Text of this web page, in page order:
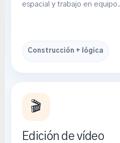
espacial y trabajo en equipo.
Construcción + lógica
🎬
Edición de vídeo